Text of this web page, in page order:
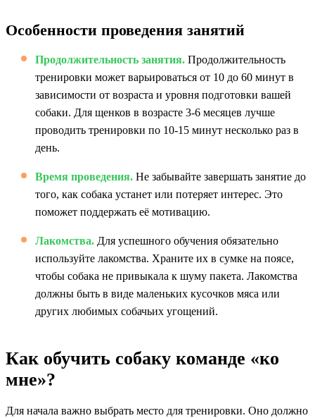
Особенности проведения занятий
Продолжительность занятия. Продолжительность
тренировки может варьироваться от 10 до 60 минут в
зависимости от возраста и уровня подготовки вашей
собаки. Для щенков в возрасте 3-6 месяцев лучше
проводить тренировки по 10-15 минут несколько раз в
день.
Время проведения. Не забывайте завершать занятие до
того, как собака устанет или потеряет интерес. Это
поможет поддержать её мотивацию.
Лакомства. Для успешного обучения обязательно
используйте лакомства. Храните их в сумке на поясе,
чтобы собака не привыкала к шуму пакета. Лакомства
должны быть в виде маленьких кусочков мяса или
других любимых собачьих угощений.
Как обучить собаку команде «ко
мне»?
Для начала важно выбрать место для тренировки. Оно должно